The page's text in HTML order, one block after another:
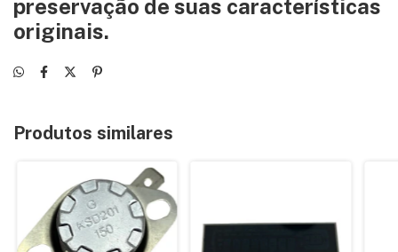
preservação de suas características
originais.
Produtos similares